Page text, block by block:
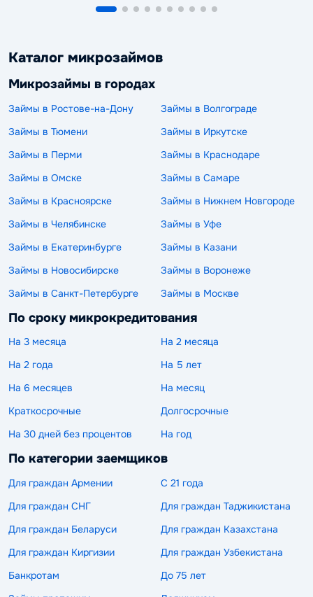
Каталог микрозаймов
Микрозаймы в городах
Займы в Ростове-на-Дону
Займы в Волгограде
Займы в Тюмени
Займы в Иркутске
Займы в Перми
Займы в Краснодаре
Займы в Омске
Займы в Самаре
Займы в Красноярске
Займы в Нижнем Новгороде
Займы в Челябинске
Займы в Уфе
Займы в Екатеринбурге
Займы в Казани
Займы в Новосибирске
Займы в Воронеже
Займы в Санкт-Петербурге
Займы в Москве
По сроку микрокредитования
На 3 месяца
На 2 месяца
На 2 года
На 5 лет
На 6 месяцев
На месяц
Краткосрочные
Долгосрочные
На 30 дней без процентов
На год
По категории заемщиков
Для граждан Армении
С 21 года
Для граждан СНГ
Для граждан Таджикистана
Для граждан Беларуси
Для граждан Казахстана
Для граждан Киргизии
Для граждан Узбекистана
Банкротам
До 75 лет